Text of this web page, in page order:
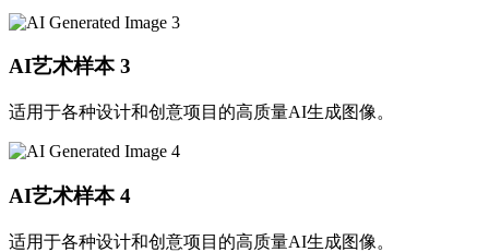
AI艺术样本 3
适用于各种设计和创意项目的高质量AI生成图像。
AI艺术样本 4
适用于各种设计和创意项目的高质量AI生成图像。